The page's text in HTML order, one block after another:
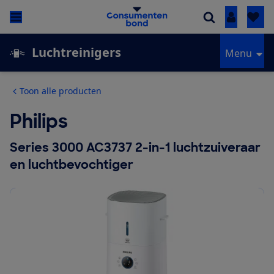
Inloggen
Luchtreinigers Menu
Toon alle producten
Philips
Series 3000 AC3737 2-in-1 luchtzuiveraar
en luchtbevochtiger